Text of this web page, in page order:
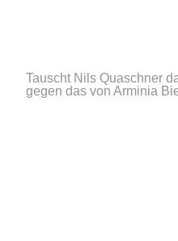
Tauscht Nils Quaschner
gegen das von Arminia